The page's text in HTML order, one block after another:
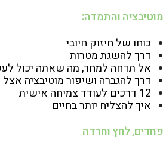
מוטיבציה והתמדה:
כוחו של חיזוק חיובי
דרך להשגת מטרות
אל תדחה למחר, מה שאתה יכול
דרך להגברה ושיפור מוטיבציה אצל
12 דרכים לעודד צמיחה אישית
איך להצליח יותר בחיים
פחדים, לחץ וחרדה